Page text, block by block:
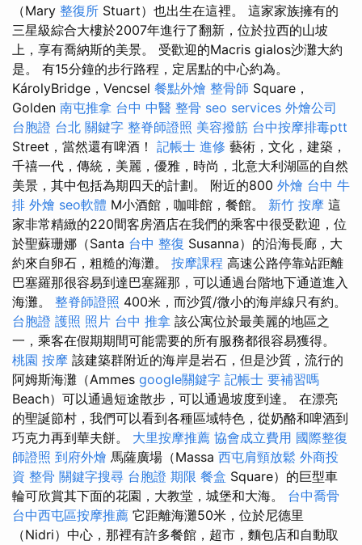
（Mary 整復所 Stuart）也出生在這裡。 這家家族擁有的
三星級綜合大樓於2007年進行了翻新，位於拉西的山坡
上，享有喬納斯的美景。 受歡迎的Macris gialos沙灘大約
是。 有15分鐘的步行路程，定居點的中心約為。
KárolyBridge，Vencsel 餐點外燴 整骨師 Square，
Golden 南屯推拿 台中 中醫 整骨 seo services 外燴公司
台胞證 台北 關鍵字 整脊師證照 美容撥筋 台中按摩排毒ptt
Street，當然還有啤酒！ 記帳士 進修 藝術，文化，建築，
千禧一代，傳統，美麗，優雅，時尚，北意大利湖區的自然
美景，其中包括為期四天的計劃。 附近的800 外燴 台中 牛
排 外燴 seo軟體 M小酒館，咖啡館，餐館。 新竹 按摩 這
家非常精緻的220間客房酒店在我們的乘客中很受歡迎，位
於聖蘇珊娜（Santa 台中 整復 Susanna）的沿海長廊，大
約來自卵石，粗糙的海灘。 按摩課程 高速公路停靠站距離
巴塞羅那很容易到達巴塞羅那，可以通過台階地下通道進入
海灘。 整脊師證照 400米，而沙質/微小的海岸線只有約。
台胞證 護照 照片 台中 推拿 該公寓位於最美麗的地區之
一，乘客在假期期間可能需要的所有服務都很容易獲得。
桃園 按摩 該建築群附近的海岸是岩石，但是沙質，流行的
阿姆斯海灘（Ammes google關鍵字 記帳士 要補習嗎
Beach）可以通過短途散步，可以通過坡度到達。 在漂亮
的聖誕節村，我們可以看到各種區域特色，從奶酪和啤酒到
巧克力再到華夫餅。 大里按摩推薦 協會成立費用 國際整復
師證照 到府外燴 馬薩廣場（Massa 西屯肩頸放鬆 外商投
資 整骨 關鍵字搜尋 台胞證 期限 餐盒 Square）的巨型車
輪可欣賞其下面的花園，大教堂，城堡和大海。 台中喬骨
台中西屯區按摩推薦 它距離海灘50米，位於尼德里
（Nidri）中心，那裡有許多餐館，超市，麵包店和自動取